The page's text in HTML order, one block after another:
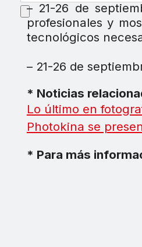
– 21-26 de
profesionales y
tecnológicos
– 21-26 de
* Noticias
Lo último en
Photokina se
* Para más